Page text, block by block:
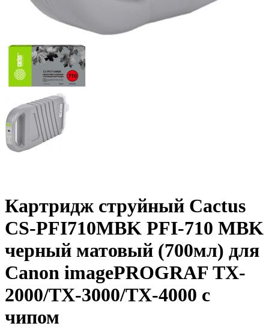
Картридж струйный Cactus
CS-PFI710MBK PFI-710 MBK
черный матовый (700мл) для
Canon imagePROGRAF TX-
2000/TX-3000/TX-4000 с
чипом